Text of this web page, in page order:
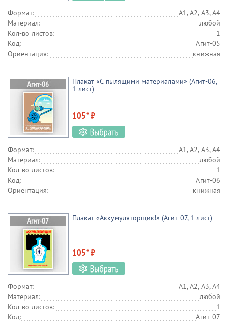
Формат:
А1, А2, А3, А4
Материал:
любой
Кол-во листов:
1
Код:
Агит-05
Ориентация:
книжная
Плакат «С пылящими материалами» (Агит-06,
1 лист)
105* ₽
Формат:
А1, А2, А3, А4
Материал:
любой
Кол-во листов:
1
Код:
Агит-06
Ориентация:
книжная
Плакат «Аккумуляторщик!» (Агит-07, 1 лист)
105* ₽
Формат:
А1, А2, А3, А4
Материал:
любой
Кол-во листов:
1
Код:
Агит-07